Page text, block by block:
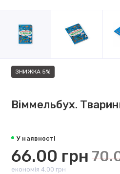
ЗНИЖКА 5%
Віммельбух.
У наявності
66.00 грн
економія 4.00 грн